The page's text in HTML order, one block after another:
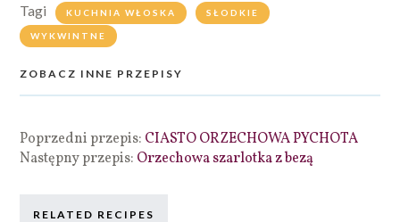
Tagi KUCHNIA WŁOSKA SŁODKIE
WYKWINTNE
ZOBACZ INNE PRZEPISY
Poprzedni przepis: CIASTO ORZECHOWA PYCHOTA
Następny przepis: Orzechowa szarlotka z bezą
RELATED RECIPES